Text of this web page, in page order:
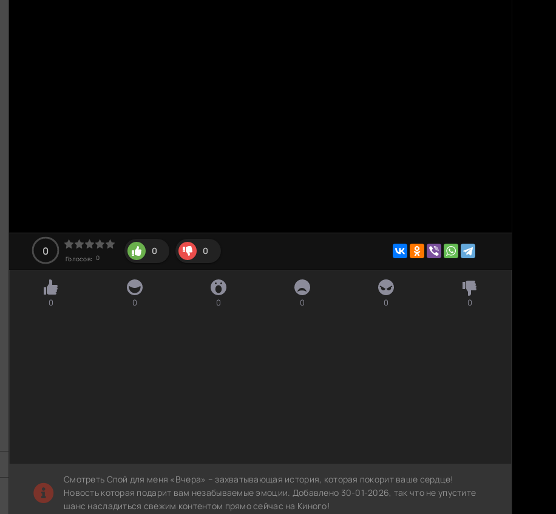
0
Голосов: 0
0 0
0 0 0 0 0 0
Смотреть Спой для меня «Вчера» – захватывающая история, которая покорит ваше сердце!
Новость которая подарит вам незабываемые эмоции. Добавлено 30-01-2026, так что не упустите
шанс насладиться свежим контентом прямо сейчас на Киного!